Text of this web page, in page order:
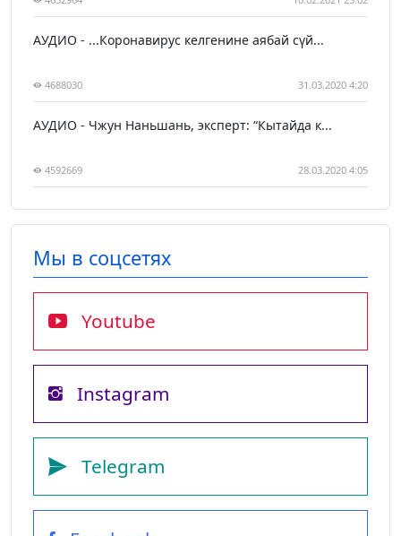
АУДИО - ...Коронавирус келгенине аябай сүй...
4688030 31.03.2020 4:20
АУДИО - Чжун Наньшань, эксперт: “Кытайда к...
4592669 28.03.2020 4:05
Мы в соцсетях
Youtube
Instagram
Telegram